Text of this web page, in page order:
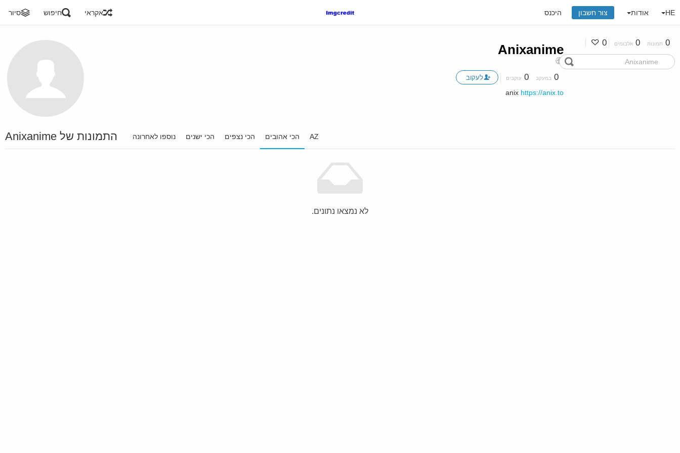
סיור חיפוש אקראי היכנס צור חשבון אודות HE
Anixanime
0 במעקב 0 עוקבים לעקוב
anix https://anix.to
0 תמונות 0 אלבומים 0
התמונות של Anixanime נוספו לאחרונה הכי ישנים הכי נצפים הכי אהובים AZ
לא נמצאו נתונים.